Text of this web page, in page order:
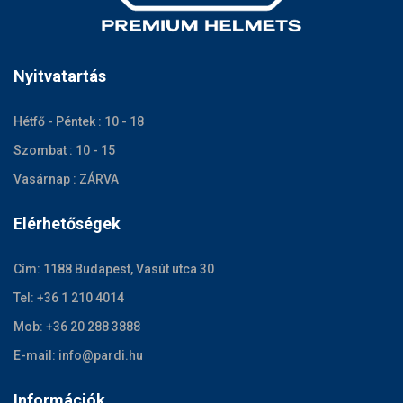
Nyitvatartás
Hétfő - Péntek : 10 - 18
Szombat : 10 - 15
Vasárnap : ZÁRVA
Elérhetőségek
Cím: 1188 Budapest, Vasút utca 30
Tel: +36 1 210 4014
Mob: +36 20 288 3888
E-mail: info@pardi.hu